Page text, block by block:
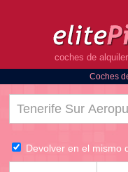
coches de
Coches
Devolver en el mismo